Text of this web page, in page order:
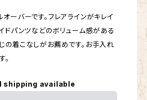
ーバーです。フレアラインがキレイ
ドパンツなどのボリューム感がある
の着こなしがお薦めです。お手入れ
shipping available